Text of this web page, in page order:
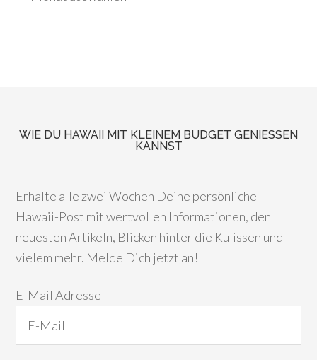
WIE DU HAWAII MIT KLEINEM BUDGET GENIESSEN K
ANNST
Erhalte alle zwei Wochen Deine persönliche
Hawaii-Post mit wertvollen Informationen, den
neuesten Artikeln, Blicken hinter die Kulissen und
vielem mehr. Melde Dich jetzt an!
E-Mail Adresse